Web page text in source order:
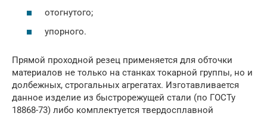
отогнутого;
упорного.
Прямой проходной резец применяется для обточки
материалов не только на станках токарной группы, но и
долбежных, строгальных агрегатах. Изготавливается
данное изделие из быстрорежущей стали (по ГОСТу
18868-73) либо комплектуется твердосплавной